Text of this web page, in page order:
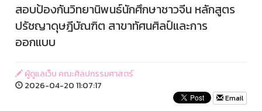
สอบป้องกันวิทยานิพนธ์นักศึกษาชาวจีน หลักสูตร
ปรัชญาดุษฎีบัณฑิต สาขาทัศนศิลป์และการ
ออกแบบ
ผู้ดูแลเว็บ คณะศิลปกรรมศาสตร์
2026-04-20 11:07:17
Email